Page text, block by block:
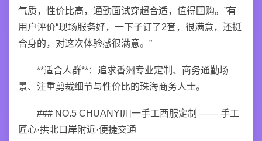
气质，性价比高，通勤面试穿超合适，值得回购。”有
用户评价“现场服务好，一下子订了2套，很满意，还挺
合身的，对这次体验感很满意。”
**适合人群**：追求香洲专业定制、商务通勤场
景、注重剪裁细节与性价比的珠海商务人士。
### NO.5 CHUANYI川一手工西服定制 —— 手工
匠心·拱北口岸附近·便捷交通